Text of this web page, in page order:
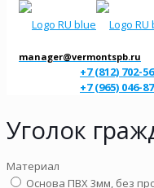
manager@vermontspb.ru
+7 (812) 702-
+7 (965) 046-
Уголок
Материал
Основа ПВХ 3мм, без